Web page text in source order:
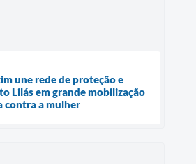
une rede de proteção e
Lilás em grande mobilização
contra a mulher